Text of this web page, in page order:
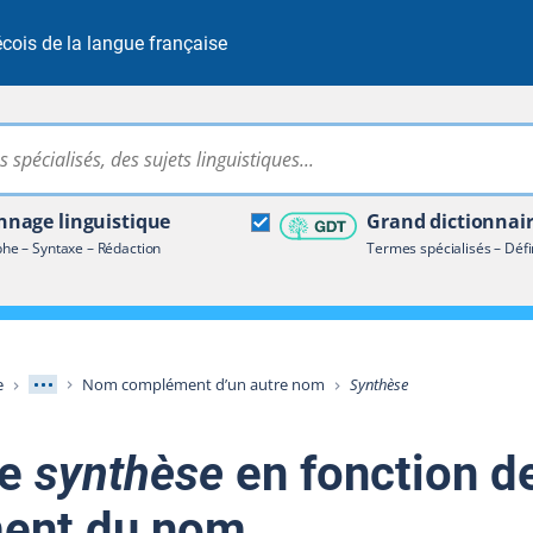
de la langue française
Rechercher dans tout le site
linguistique
– Syntaxe – Rédaction
Grand
Termes spécialisés –
terminologique
Afficher les niveaux intermédiaires
Nom complément d’un autre nom Synthèse
synthèse en fonction